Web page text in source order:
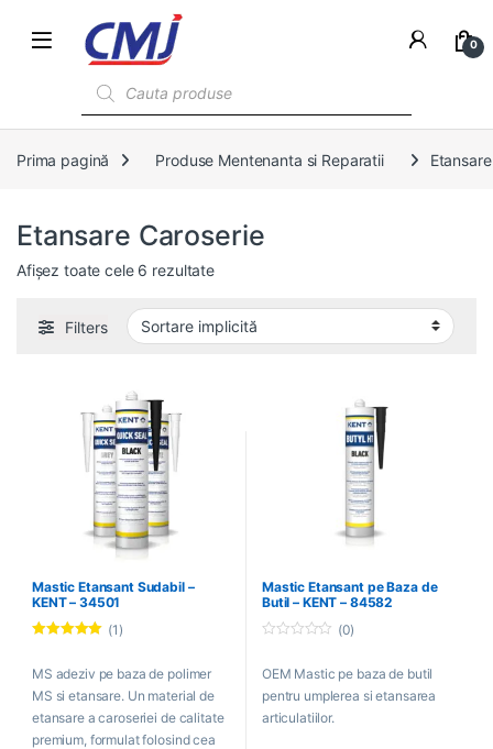
0
Prima pagină Produse Mentenanta si Reparatii
Etansare Caroserie
Afișez toate cele 6 rezultate
Filters
Mastic Etansant Sudabil –
KENT – 34501
(1)
MS adeziv pe baza de polimer
MS si etansare. Un material de
etansare a caroseriei de calitate
premium, formulat folosind cea
Mastic Etansant pe Baza de
Butil – KENT – 84582
u
o
f
5
(0)
OEM Mastic pe baza de butil
pentru umplerea si etansarea
articulatiilor.